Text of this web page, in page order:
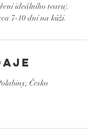
ideálního tvaru).
7-10 dní na kůži.
Česko